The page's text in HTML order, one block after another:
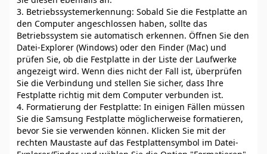
3. Betriebssystemerkennung: Sobald Sie die Festplatte an
den Computer angeschlossen haben, sollte das
Betriebssystem sie automatisch erkennen. Öffnen Sie den
Datei-Explorer (Windows) oder den Finder (Mac) und
prüfen Sie, ob die Festplatte in der Liste der Laufwerke
angezeigt wird. Wenn dies nicht der Fall ist, überprüfen
Sie die Verbindung und stellen Sie sicher, dass Ihre
Festplatte richtig mit dem Computer verbunden ist.
4. Formatierung der Festplatte: In einigen Fällen müssen
Sie die Samsung Festplatte möglicherweise formatieren,
bevor Sie sie verwenden können. Klicken Sie mit der
rechten Maustaste auf das Festplattensymbol im Datei-